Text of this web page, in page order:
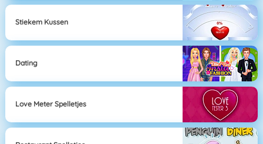
Stiekem Kussen
Dating
Love Meter Spelletjes